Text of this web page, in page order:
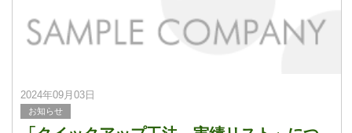
2024年09月03日
お知らせ